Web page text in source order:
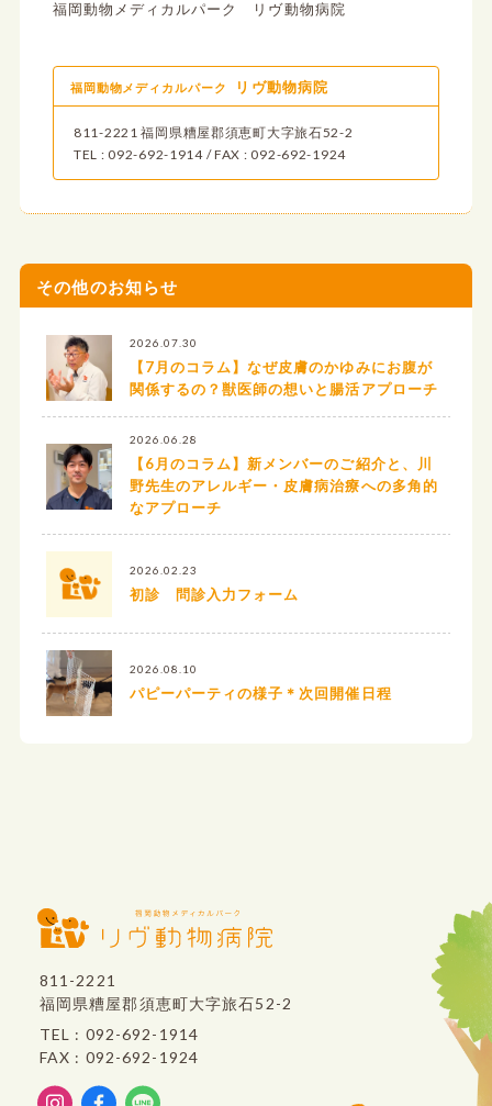
福岡動物メディカルパーク リヴ動物病院
福岡動物メディカルパーク リヴ動物病院
811-2221 福岡県糟屋郡須恵町大字旅石52-2
TEL : 092-692-1914 / FAX : 092-692-1924
その他のお知らせ
2026.07.30
【7月のコラム】なぜ皮膚のかゆみにお腹が
関係するの？獣医師の想いと腸活アプローチ
2026.06.28
【6月のコラム】新メンバーのご紹介と、川
野先生のアレルギー・皮膚病治療への多角的
なアプローチ
2026.02.23
初診 問診入力フォーム
2026.08.10
パピーパーティの様子＊次回開催日程
811-2221
福岡県糟屋郡須恵町大字旅石52-2
TEL : 092-692-1914
FAX : 092-692-1924